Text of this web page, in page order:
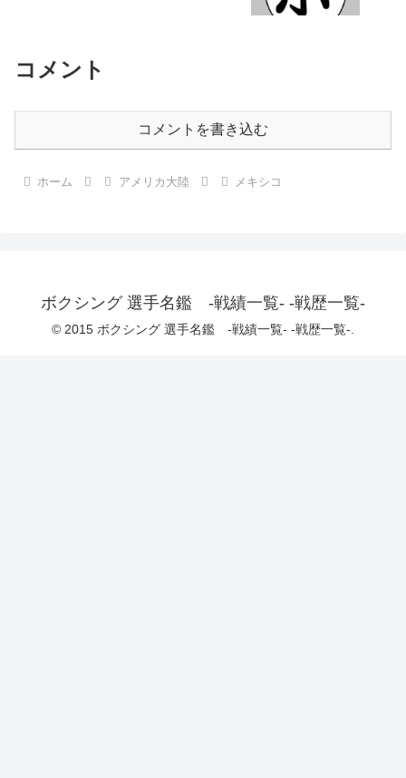
コメント
コメントを書き込む
ホーム アメリカ大陸 メキシコ
ボクシング 選手名鑑 -戦績一覧- -戦歴一覧-
© 2015 ボクシング 選手名鑑 -戦績一覧- -戦歴一覧-.